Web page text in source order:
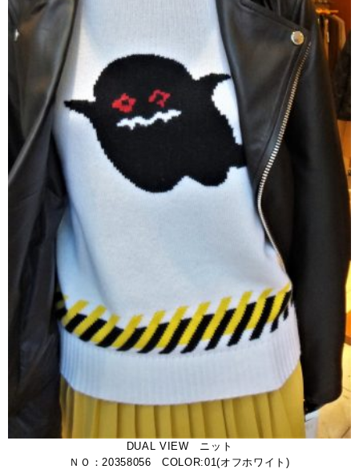
DUAL VIEW ニット
ＮＯ：20358056 COLOR:01(オフホワイト)